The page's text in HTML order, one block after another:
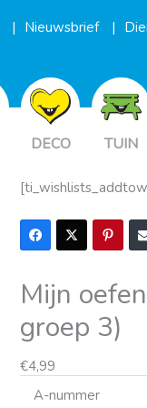
Nieuwsbrief
DECO TUIN
Mijn
groep 3)
€4,99
A-nummer